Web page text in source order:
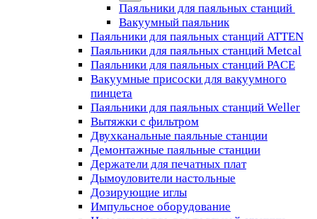
Паяльники для паяльных станций
Вакуумный паяльник
Паяльники для паяльных станций ATTEN
Паяльники для паяльных станций Metcal
Паяльники для паяльных станций PACE
Вакуумные присоски для вакуумного
пинцета
Паяльники для паяльных станций Weller
Вытяжки с фильтром
Двухканальные паяльные станции
Демонтажные паяльные станции
Держатели для печатных плат
Дымоуловители настольные
Дозирующие иглы
Импульсное оборудование